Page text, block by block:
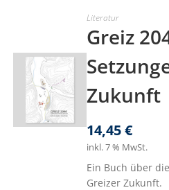
Literatur
Greiz
Zukunft
14,45€
inkl. 7 % MwSt.
Ein Buch über
Greizer Zukunft.